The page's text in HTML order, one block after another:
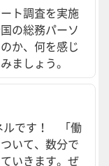
ト調査を実施
の総務パーソ
か、何を感じ
ましょう。
ルです！ 「働
いて、数分で
いきます。ぜ